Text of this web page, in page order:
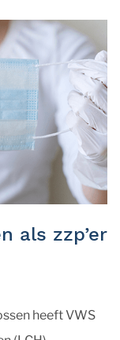
als zzp’er
heeft VWS